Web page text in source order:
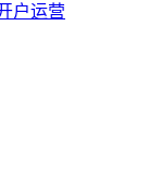
户运营